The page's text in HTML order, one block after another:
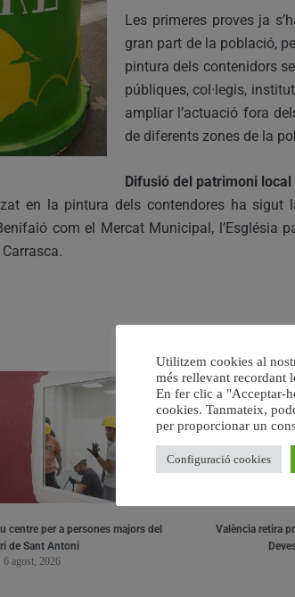
Les primeres proves ja
gran part de la població,
pintura dels contenidors
públiques, col·legis,
ampliar l’actuació fora
de diferents zones de la
Difusió del patrimoni local
en la pintura dels contendores ha
com el Mercat Municipal, l’Església
centre per a persones majors del
de Sant Antoni
6 agost, 2026
València retira
Utilitzem cookies al
més rellevant recordant
En fer clic a "Acceptar-
cookies. Tanmateix,
per proporcionar un
Configuració cookies